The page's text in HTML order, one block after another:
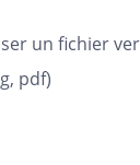
un fichier
pdf)